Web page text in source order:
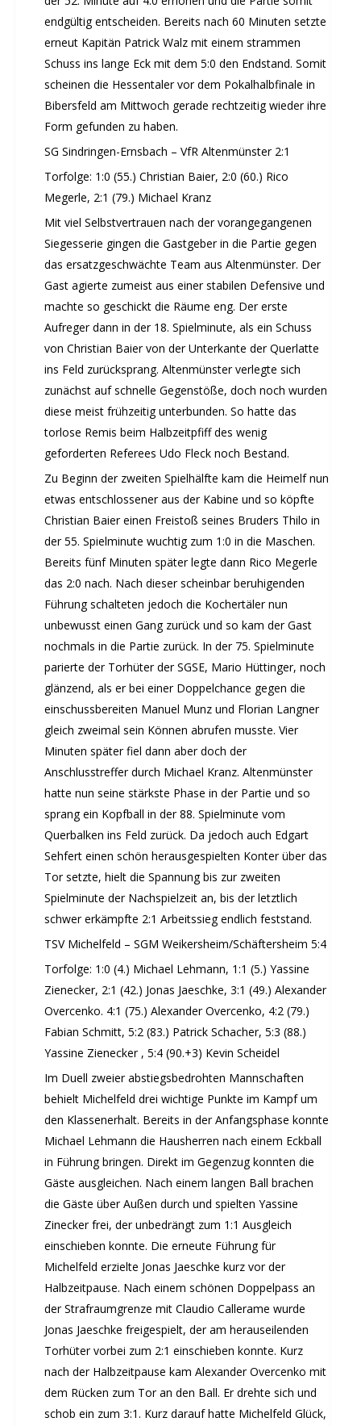
endgültig entscheiden. Bereits nach 60 Minuten setzte
erneut Kapitän Patrick Walz mit einem strammen
Schuss ins lange Eck mit dem 5:0 den Endstand. Somit
scheinen die Hessentaler vor dem Pokalhalbfinale in
Bibersfeld am Mittwoch gerade rechtzeitig wieder ihre
Form gefunden zu haben.
SG Sindringen-Ernsbach – VfR Altenmünster 2:1
Torfolge: 1:0 (55.) Christian Baier, 2:0 (60.) Rico
Megerle, 2:1 (79.) Michael Kranz
Mit viel Selbstvertrauen nach der vorangegangenen
Siegesserie gingen die Gastgeber in die Partie gegen
das ersatzgeschwächte Team aus Altenmünster. Der
Gast agierte zumeist aus einer stabilen Defensive und
machte so geschickt die Räume eng. Der erste
Aufreger dann in der 18. Spielminute, als ein Schuss
von Christian Baier von der Unterkante der Querlatte
ins Feld zurücksprang. Altenmünster verlegte sich
zunächst auf schnelle Gegenstöße, doch noch wurden
diese meist frühzeitig unterbunden. So hatte das
torlose Remis beim Halbzeitpfiff des wenig
geforderten Referees Udo Fleck noch Bestand.
Zu Beginn der zweiten Spielhälfte kam die Heimelf nun
etwas entschlossener aus der Kabine und so köpfte
Christian Baier einen Freistoß seines Bruders Thilo in
der 55. Spielminute wuchtig zum 1:0 in die Maschen.
Bereits fünf Minuten später legte dann Rico Megerle
das 2:0 nach. Nach dieser scheinbar beruhigenden
Führung schalteten jedoch die Kochertäler nun
unbewusst einen Gang zurück und so kam der Gast
nochmals in die Partie zurück. In der 75. Spielminute
parierte der Torhüter der SGSE, Mario Hüttinger, noch
glänzend, als er bei einer Doppelchance gegen die
einschussbereiten Manuel Munz und Florian Langner
gleich zweimal sein Können abrufen musste. Vier
Minuten später fiel dann aber doch der
Anschlusstreffer durch Michael Kranz. Altenmünster
hatte nun seine stärkste Phase in der Partie und so
sprang ein Kopfball in der 88. Spielminute vom
Querbalken ins Feld zurück. Da jedoch auch Edgart
Sehfert einen schön herausgespielten Konter über das
Tor setzte, hielt die Spannung bis zur zweiten
Spielminute der Nachspielzeit an, bis der letztlich
schwer erkämpfte 2:1 Arbeitssieg endlich feststand.
TSV Michelfeld – SGM Weikersheim/Schäftersheim 5:4
Torfolge: 1:0 (4.) Michael Lehmann, 1:1 (5.) Yassine
Zienecker, 2:1 (42.) Jonas Jaeschke, 3:1 (49.) Alexander
Overcenko. 4:1 (75.) Alexander Overcenko, 4:2 (79.)
Fabian Schmitt, 5:2 (83.) Patrick Schacher, 5:3 (88.)
Yassine Zienecker , 5:4 (90.+3) Kevin Scheidel
Im Duell zweier abstiegsbedrohten Mannschaften
behielt Michelfeld drei wichtige Punkte im Kampf um
den Klassenerhalt. Bereits in der Anfangsphase konnte
Michael Lehmann die Hausherren nach einem Eckball
in Führung bringen. Direkt im Gegenzug konnten die
Gäste ausgleichen. Nach einem langen Ball brachen
die Gäste über Außen durch und spielten Yassine
Zinecker frei, der unbedrängt zum 1:1 Ausgleich
einschieben konnte. Die erneute Führung für
Michelfeld erzielte Jonas Jaeschke kurz vor der
Halbzeitpause. Nach einem schönen Doppelpass an
der Strafraumgrenze mit Claudio Callerame wurde
Jonas Jaeschke freigespielt, der am herauseilenden
Torhüter vorbei zum 2:1 einschieben konnte. Kurz
nach der Halbzeitpause kam Alexander Overcenko mit
dem Rücken zum Tor an den Ball. Er drehte sich und
schob ein zum 3:1. Kurz darauf hatte Michelfeld Glück,